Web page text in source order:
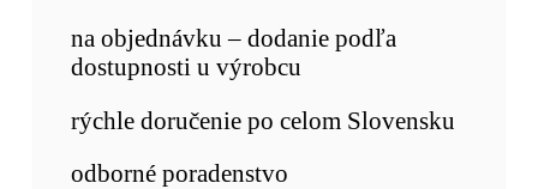
na objednávku – dodanie podľa
dostupnosti u výrobcu
rýchle doručenie po celom Slovensku
odborné poradenstvo